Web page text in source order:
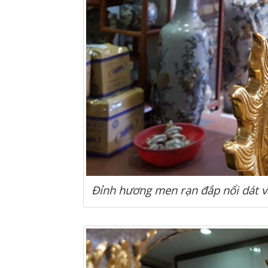
Đỉnh hương men rạn đắp nổi dát